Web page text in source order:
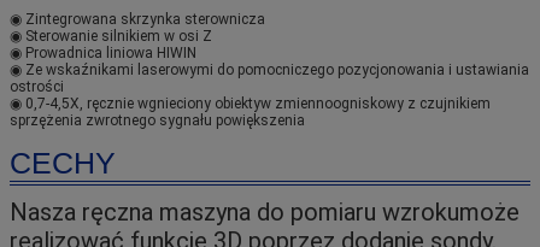
◉ Zintegrowana skrzynka sterownicza
◉ Sterowanie silnikiem w osi Z
◉ Prowadnica liniowa HIWIN
◉ Ze wskaźnikami laserowymi do pomocniczego pozycjonowania i ustawiania
ostrości
◉ 0,7-4,5X, ręcznie wgnieciony obiektyw zmiennoogniskowy z czujnikiem
sprzężenia zwrotnego sygnału powiększenia
CECHY
Nasza ręczna maszyna do pomiaru wzrokumoże
realizować funkcję 3D poprzez dodanie sondy.